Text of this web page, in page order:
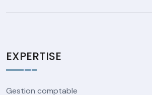
EXPERTISE
Gestion comptable